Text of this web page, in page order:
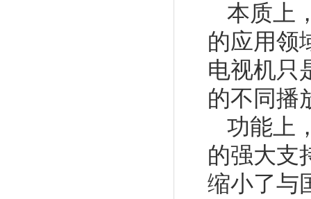
本质上
的应用领
电视机只
的不同播
功能上
的强大支
缩小了与